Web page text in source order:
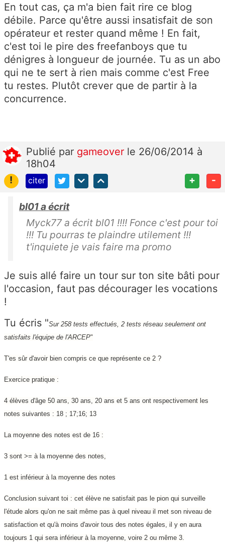
En tout cas, ça m'a bien fait rire ce blog
débile. Parce qu'être aussi insatisfait de son
opérateur et rester quand même ! En fait,
c'est toi le pire des freefanboys que tu
dénigres à longueur de journée. Tu as un abo
qui ne te sert à rien mais comme c'est Free
tu restes. Plutôt crever que de partir à la
concurrence.
Publié par gameover le 26/06/2014 à
18h04
!
citer + -
bl01 a écrit
Myck77 a écrit bl01 !!!! Fonce c'est pour toi
!!! Tu pourras te plaindre utilement !!!
t'inquiete je vais faire ma promo
Je suis allé faire un tour sur ton site bâti pour
l'occasion, faut pas décourager les vocations
!
Tu écris "Sur 258 tests effectués, 2 tests réseau seulement ont
satisfaits l'équipe de l'ARCEP"
T'es sûr d'avoir bien compris ce que représente ce 2 ?
Exercice pratique :
4 élèves d'âge 50 ans, 30 ans, 20 ans et 5 ans ont respectivement les
notes suivantes : 18 ; 17;16; 13
La moyenne des notes est de 16 :
3 sont >= à la moyenne des notes,
1 est inférieur à la moyenne des notes
Conclusion suivant toi : cet élève ne satisfait pas le pion qui surveille
l'étude alors qu'on ne sait même pas à quel niveau il met son niveau de
satisfaction et qu'à moins d'avoir tous des notes égales, il y en aura
toujours 1 qui sera inférieur à la moyenne, voire 2 ou même 3.